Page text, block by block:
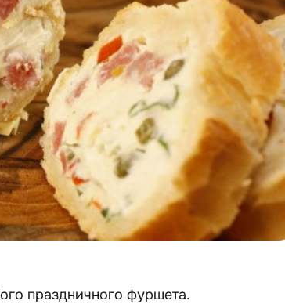
праздничного фуршета.